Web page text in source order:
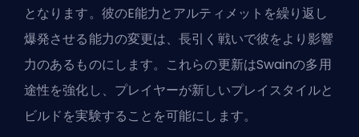
となります。彼のE能力とアルティメットを繰り返し
爆発させる能力の変更は、長引く戦いで彼をより影響
力のあるものにします。これらの更新はSwainの多用
途性を強化し、プレイヤーが新しいプレイスタイルと
ビルドを実験することを可能にします。